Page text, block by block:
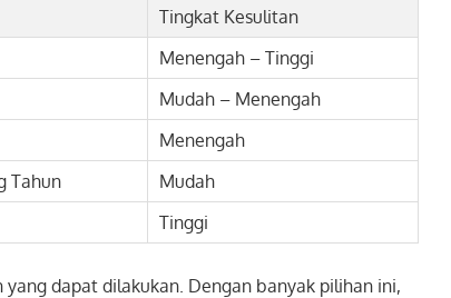
Tingkat Kesulitan
Menengah – Tinggi
Mudah – Menengah
Menengah
Tahun
Mudah
Tinggi
dapat dilakukan. Dengan banyak pilihan ini,